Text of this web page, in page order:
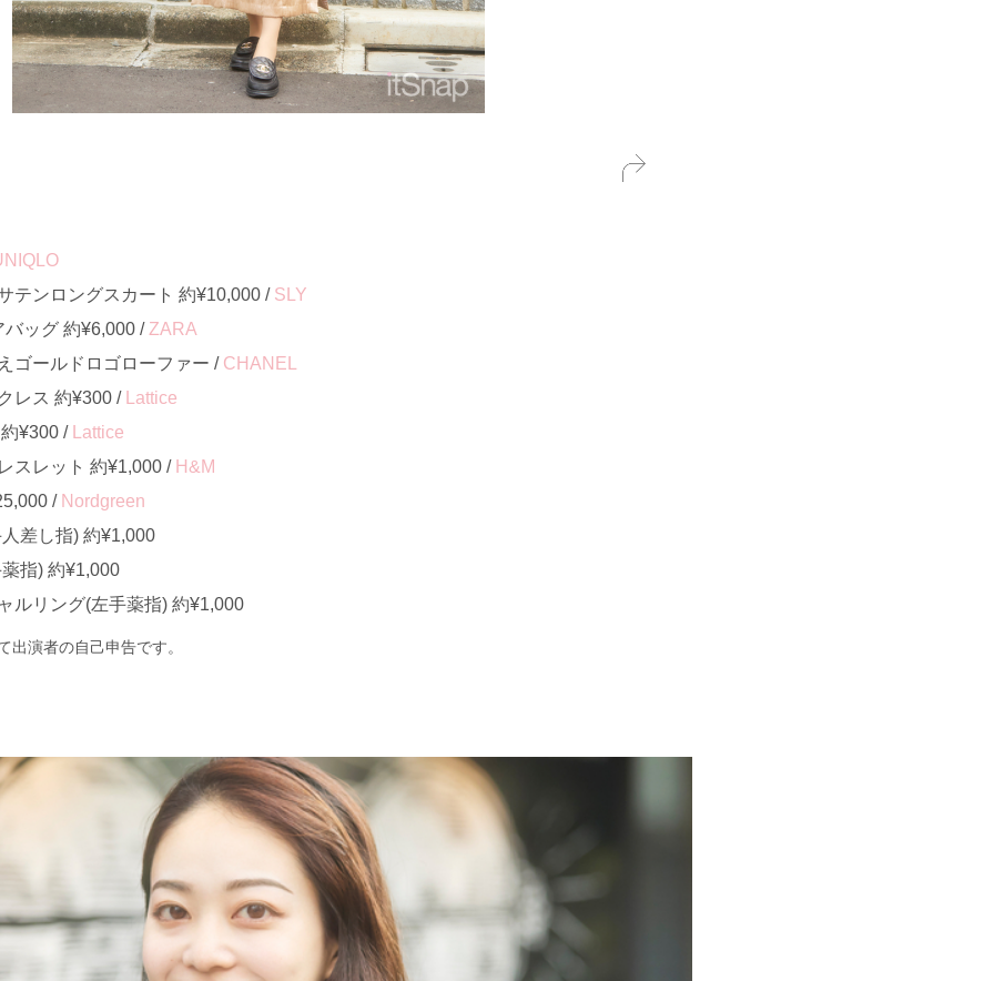
テンロングスカート 約¥10,000 / SLY
ッグ 約¥6,000 / ZARA
ゴールドロゴローファー / CHANEL
レス 約¥300 /
Lattice
¥300 /
Lattice
スレット 約¥1,000 / H&M
/ Nordgreen
差し指) 約¥1,000
指) 約¥1,000
ルリング(左手薬指) 約¥1,000
演者の自己申告です。